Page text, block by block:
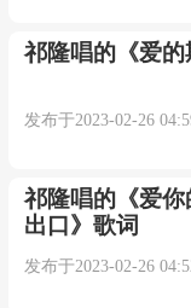
Klavier-
Siesagenzumir
祁隆唱的《爱的
发布于2023-02-26
祁隆唱的《爱
出口》歌词
发布于2023-02-26